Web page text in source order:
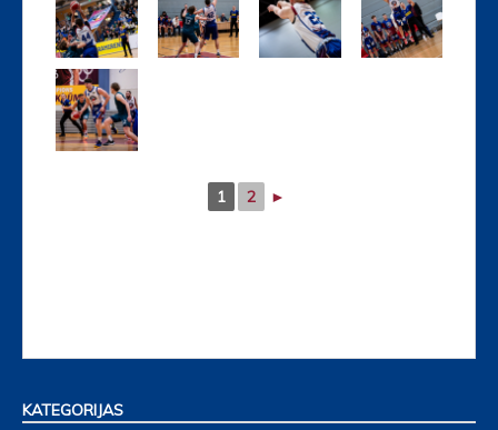
1 2 ►
KATEGORIJAS